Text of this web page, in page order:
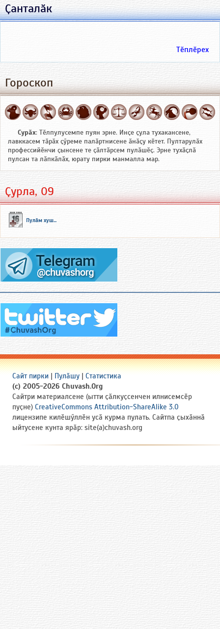
Ҫанталӑк
Тӗплӗрех
Гороскоп
Сурӑх: Тӗлпулусемпе пуян эрне. Инҫе ҫула тухакансене,
лавккасем тӑрӑх ҫӳреме палӑртнисене ӑнӑҫу кӗтет. Пултарулӑх
профессийӗнчи ҫынсене те ҫӑлтӑрсем пулӑшӗҫ. Эрне тухӑҫлӑ
пулсан та лӑпкӑлӑх, юрату пирки манмалла мар.
Ҫурла, 09
Пулӑм хуш...
Сайт пирки | Пулӑшу | Статистика
(c) 2005-2026 Chuvash.Org
Сайтри материалсене (ытти ҫӑлкуҫсенчен илнисемсӗр
пуҫне) CreativeCommons Attribution-ShareAlike 3.0
лицензипе килӗшӳллӗн усӑ курма пулать. Сайтпа ҫыхӑннӑ
ыйтусене кунта ярӑр: site(a)chuvash.org